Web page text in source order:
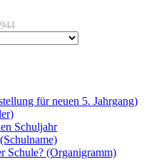
für neuen 5. Jahrgang)
Schuljahr
Schule? (Organigramm)